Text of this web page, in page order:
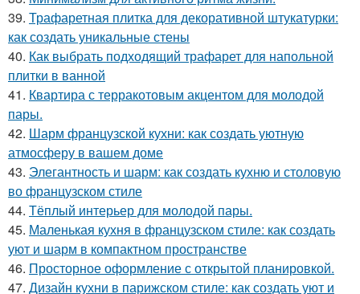
39. Трафаретная плитка для декоративной штукатурки:
как создать уникальные стены
40. Как выбрать подходящий трафарет для напольной
плитки в ванной
41. Квартира с терракотовым акцентом для молодой
пары.
42. Шарм французской кухни: как создать уютную
атмосферу в вашем доме
43. Элегантность и шарм: как создать кухню и столовую
во французском стиле
44. Тёплый интерьер для молодой пары.
45. Маленькая кухня в французском стиле: как создать
уют и шарм в компактном пространстве
46. Просторное оформление с открытой планировкой.
47. Дизайн кухни в парижском стиле: как создать уют и